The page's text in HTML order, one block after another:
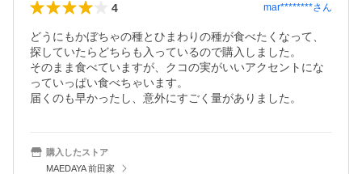
4 mar********さん
どうにもかぼちゃの種とひまわりの種が食べたくなって、
探していたらどちらも入っているので購入しました。
そのまま食べていますが、クコの実がいいアクセントにな
っていっぱい食べちゃいます。
届くのも早かったし、意外にすごく量がありました。
購入したストア
MAEDAYA 前田家